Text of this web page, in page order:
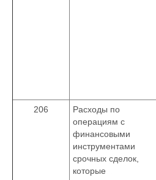
206
Расходы по
операциям с
финансовыми
инструментами
срочных сделок,
которые